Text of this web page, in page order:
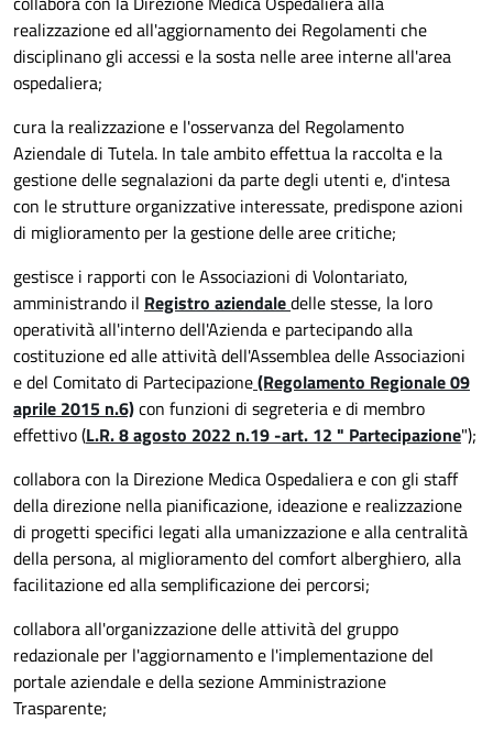
realizzazione ed all'aggiornamento dei Regolamenti che
disciplinano gli accessi e la sosta nelle aree interne all'area
ospedaliera;
cura la realizzazione e l'osservanza del Regolamento
Aziendale di Tutela. In tale ambito effettua la raccolta e la
gestione delle segnalazioni da parte degli utenti e, d'intesa
con le strutture organizzative interessate, predispone azioni
di miglioramento per la gestione delle aree critiche;
gestisce i rapporti con le Associazioni di Volontariato,
amministrando il Registro aziendaledelle stesse, la loro
operatività all'interno dell'Azienda e partecipando alla
costituzione ed alle attività dell'Assemblea delle Associazioni
e del Comitato di Partecipazione(Regolamento Regionale 09
aprile 2015 n.6)con funzioni di segreteria e di membro
effettivo (L.R. 8 agosto 2022 n.19 -art. 12 " Partecipazione");
collabora con la Direzione Medica Ospedaliera e con gli staff
della direzione nella pianificazione, ideazione e realizzazione
di progetti specifici legati alla umanizzazione e alla centralità
della persona, al miglioramento del comfort alberghiero, alla
facilitazione ed alla semplificazione dei percorsi;
collabora all'organizzazione delle attività del gruppo
redazionale per l'aggiornamento e l'implementazione del
portale aziendale e della sezione Amministrazione
Trasparente;